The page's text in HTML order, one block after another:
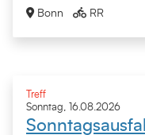
Bonn RR
Treff
Sonntag, 16.08.2026